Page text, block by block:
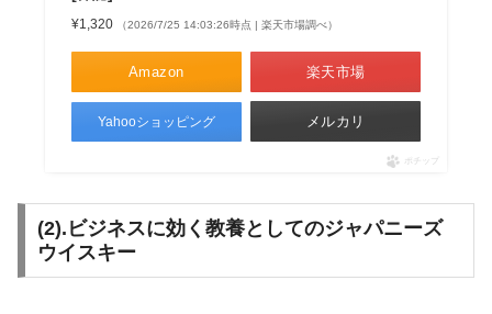
¥1,320 （2026/7/25 14:03:26時点 | 楽天市場調べ）
Amazon 楽天市場
Yahooショッピング メルカリ
ポチップ
(2).ビジネスに効く教養としてのジャパニーズ
ウイスキー